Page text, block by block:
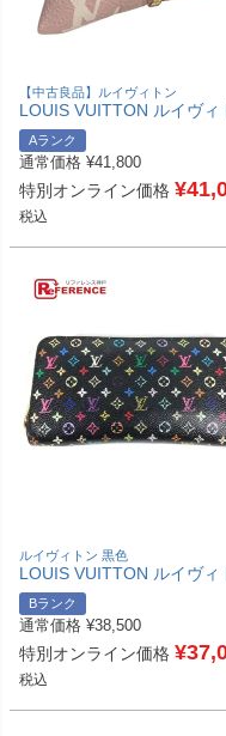
【中古良品】ルイヴィトン
LOUIS VUITTON ルイヴィ
M00669 モノグラム ベルラ
バッグチャーム トライアン
三角 財布 コインケース 小
れ キーホルダー レザー レディ
ース ピンク 【中古】
Aランク
通常価格 ¥41,800
特別オンライン価格 ¥
税込
ルイヴィトン 黒色
LOUIS VUITTON ルイヴィ
M60243 モノグラムマルチ
ー ジッピーウォレット ロング
ウォレット ラウンドファス
財布 長財布 モノグラムマ
カラーキャンバス ユニセックス
ノワール ブラック 【中古】
Bランク
通常価格 ¥38,500
特別オンライン価格 ¥
税込